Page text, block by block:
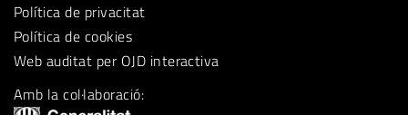
Política de privacitat
Política de cookies
Web auditat per OJD interactiva
Amb la col·laboració: